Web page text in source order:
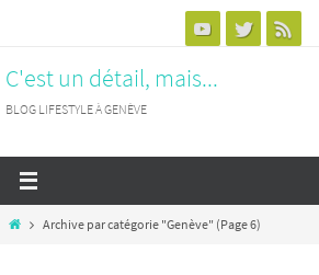
le
contenu
C'est un détail, mais...
BLOG LIFESTYLE À GENÈVE
HomeArchive par catégorie "Genève" (Page 6)